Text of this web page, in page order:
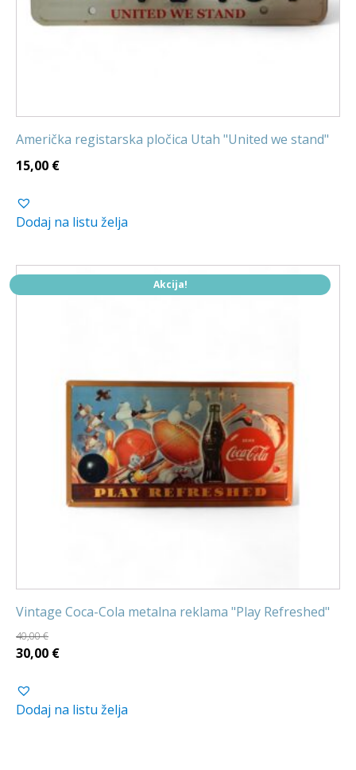
Američka registarska pločica Utah "United we stand"
15,00 €
Dodaj na listu želja
Akcija!
Vintage Coca-Cola metalna reklama "Play Refreshed"
40,00€
Izvorna
bila
je:
30,00 €Trenutna
30,00 €.
Dodaj na listu želja